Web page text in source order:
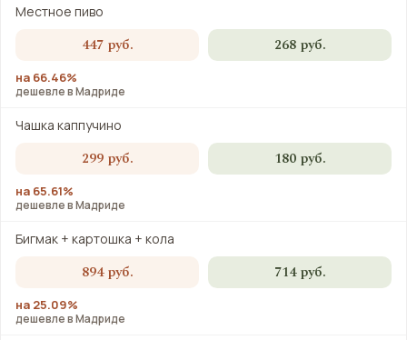
Местное пиво
447 руб. 268 руб.
на 66.46%
дешевле в Мадриде
Чашка каппучино
299 руб. 180 руб.
на 65.61%
дешевле в Мадриде
Бигмак + картошка + кола
894 руб. 714 руб.
на 25.09%
дешевле в Мадриде